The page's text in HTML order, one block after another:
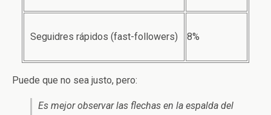
Seguidres rápidos (fast-followers) 8%
Puede que no sea justo, pero:
Es mejor observar las flechas en la espalda del